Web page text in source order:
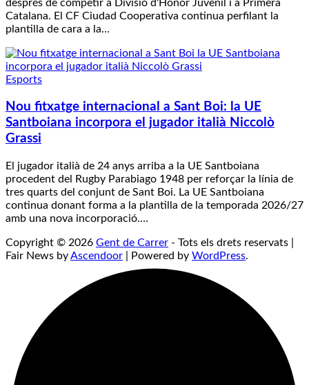
després de competir a Divisió d'Honor Juvenil i a Primera
Catalana. El CF Ciudad Cooperativa continua perfilant la
plantilla de cara a la…
Esports
Nou fitxatge internacional a Sant Boi: la UE
Santboiana incorpora el jugador italià Niccolò
Grassi
El jugador italià de 24 anys arriba a la UE Santboiana
procedent del Rugby Parabiago 1948 per reforçar la línia de
tres quarts del conjunt de Sant Boi. La UE Santboiana
continua donant forma a la plantilla de la temporada 2026/27
amb una nova incorporació.…
Copyright © 2026 Gent de Carrer - Tots els drets reservats |
Fair News byAscendoor | Powered by WordPress.